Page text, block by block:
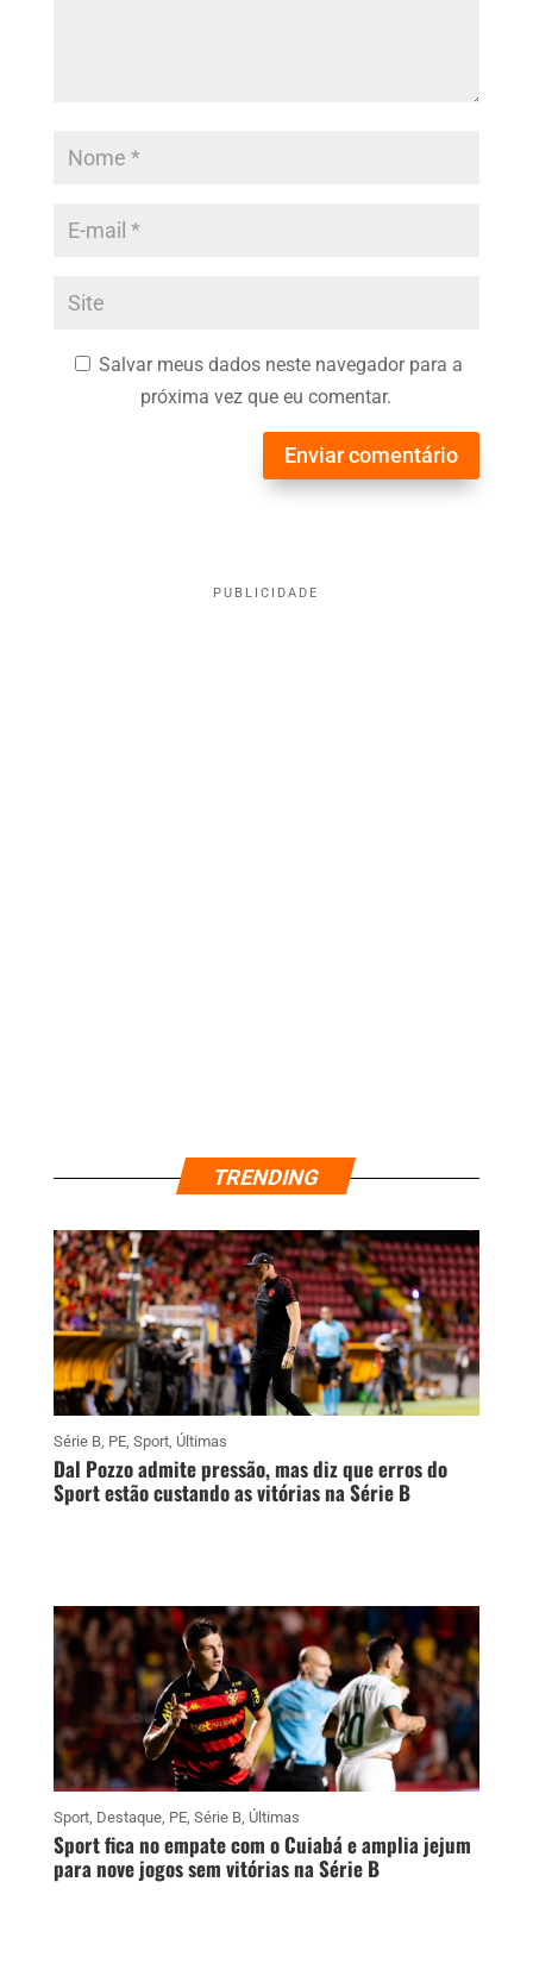
Salvar meus dados neste navegador para a
próxima vez que eu comentar.
Enviar comentário
PUBLICIDADE
TRENDING
Série B, PE, Sport, Últimas
Dal Pozzo admite pressão, mas diz que erros do
Sport estão custando as vitórias na Série B
Sport, Destaque, PE, Série B, Últimas
Sport fica no empate com o Cuiabá e amplia jejum
para nove jogos sem vitórias na Série B